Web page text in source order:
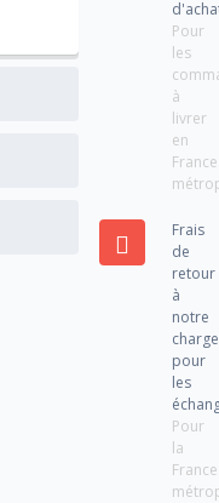
Pour
les
à
livrer
en
France
Frais
de
retour
à
notre
charge
pour
les
Pour
la
France